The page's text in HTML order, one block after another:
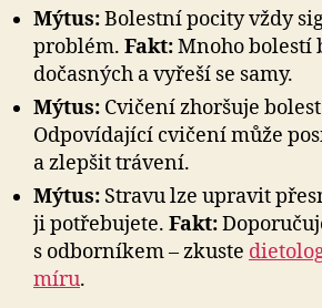
Mýtus:Bolestní pocity vždy
problém. Fakt:Mnoho bolestí
dočasných a vyřeší se samy.
Mýtus: Cvičení zhoršuje
Odpovídající cvičení může
a zlepšit trávení.
Mýtus: Stravu lze upravit
ji potřebujete. Fakt:
s odborníkem – zkuste
míru.